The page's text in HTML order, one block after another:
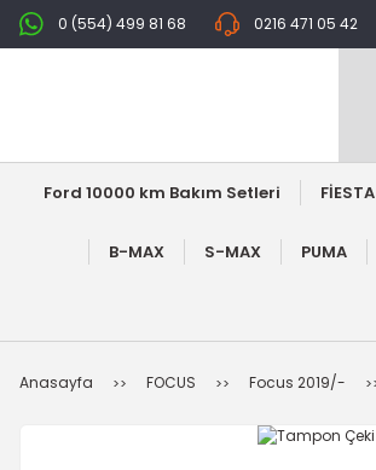
0 (554) 499 81 68 0216 471 05 42
Ford 10000 km Bakım Setleri FİESTA
B-MAX S-MAX PUMA
Anasayfa FOCUS Focus 2019/-